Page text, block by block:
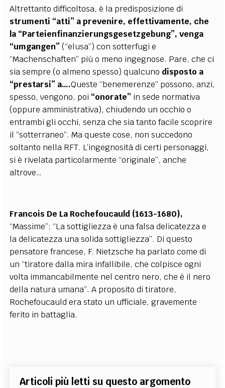
Altrettanto difficoltosa, è la predisposizione di
strumenti “atti” a prevenire, effettivamente, che
la “Parteienfinanzierungsgesetzgebung”, venga
“umgangen” (“elusa”) con sotterfugi e
“Machenschaften” più o meno ingegnose. Pare, che ci
sia sempre (o almeno spesso) qualcuno disposto a
“prestarsi” a….Queste “benemerenze” possono, anzi,
spesso, vengono, poi “onorate” in sede normativa
(oppure amministrativa), chiudendo un occhio o
entrambi gli occhi, senza che sia tanto facile scoprire
il “sotterraneo”. Ma queste cose, non succedono
soltanto nella RFT. L’ingegnosità di certi personaggi,
si è rivelata particolarmente “originale”, anche
altrove…
Francois De La Rochefoucauld (1613-1680),
“Massime”: “La sottigliezza è una falsa delicatezza e
la delicatezza una solida sottigliezza”. Di questo
pensatore francese, F. Nietzsche ha parlato come di
un “tiratore dalla mira infallibile, che colpisce ogni
volta immancabilmente nel centro nero, che è il nero
della natura umana”. A proposito di tiratore,
Rochefoucauld era stato un ufficiale, gravemente
ferito in battaglia.
Articoli più letti su questo argomento